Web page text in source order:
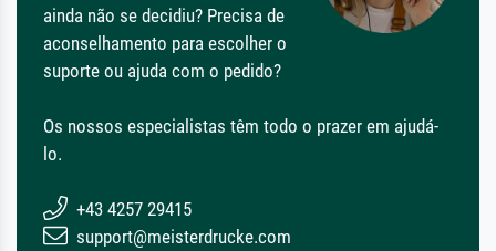
ainda não se decidiu? Precisa de
aconselhamento para escolher o
suporte ou ajuda com o pedido?
Os nossos especialistas têm todo o prazer em ajudá-
lo.
+43 4257 29415
support@meisterdrucke.com